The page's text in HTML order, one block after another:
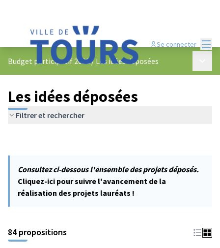
Se connecter
Budget participatif 2022/ Les idées déposées
Les idées déposées
Filtrer et rechercher
Consultez ci-dessous l'ensemble des projets déposés.
Cliquez-ici pour suivre l'avancement de la
réalisation des projets lauréats !
84 propositions